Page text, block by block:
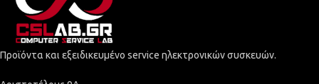
Προϊόντα και εξειδικευμένο service ηλεκτρονικών συσκευών.